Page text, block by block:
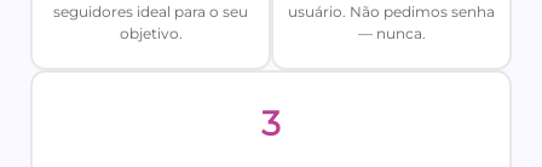
seguidores ideal para o seu
objetivo.
usuário. Não pedimos senha
— nunca.
3